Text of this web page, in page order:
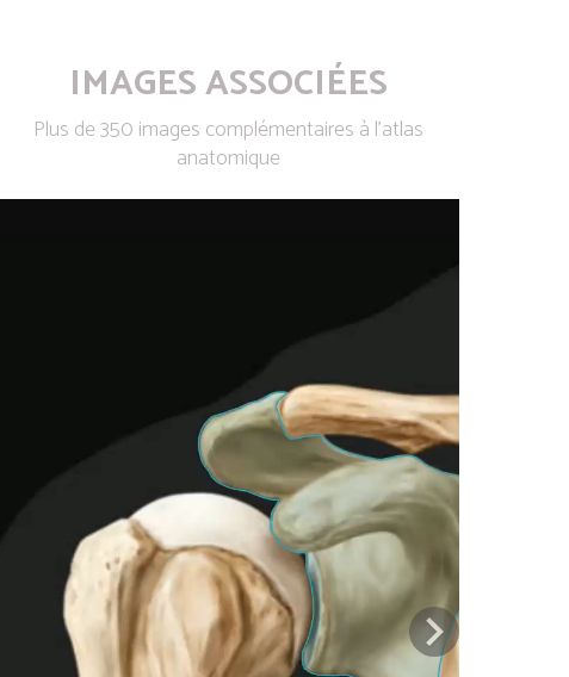
IMAGES ASSOCIÉES
Plus de 350 images complémentaires à l’atlas
anatomique